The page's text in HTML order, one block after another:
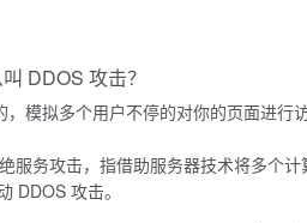
DDOS 攻击？
模拟多个用户不停的对你的页面进行
服务攻击，指借助服务器技术将多个
DDOS 攻击。